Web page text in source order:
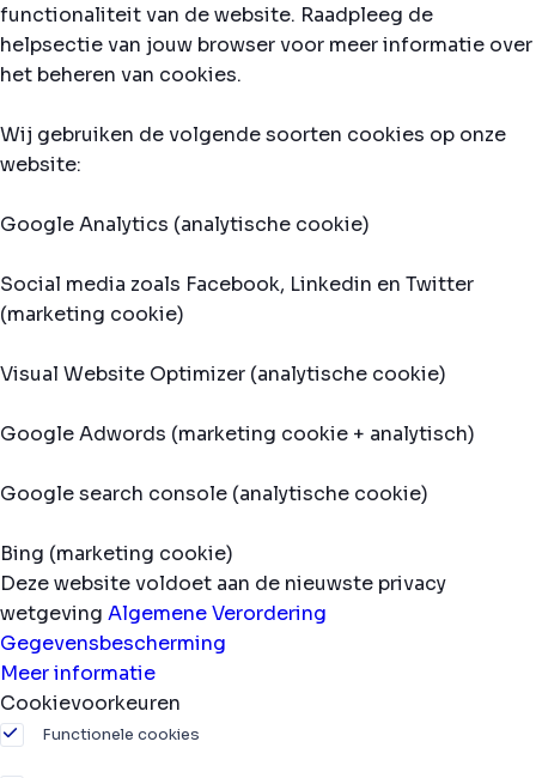
functionaliteit van de website. Raadpleeg de
helpsectie van jouw browser voor meer informatie over
het beheren van cookies.
Wij gebruiken de volgende soorten cookies op onze
website:
Google Analytics (analytische cookie)
Social media zoals Facebook, Linkedin en Twitter
(marketing cookie)
Visual Website Optimizer (analytische cookie)
Google Adwords (marketing cookie + analytisch)
Google search console (analytische cookie)
Bing (marketing cookie)
Deze website voldoet aan de nieuwste privacy
wetgeving Algemene Verordering
Gegevensbescherming
Meer informatie
Cookievoorkeuren
Functionele cookies